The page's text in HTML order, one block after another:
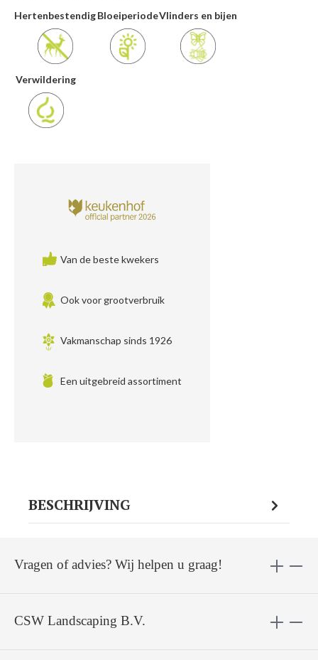
HertenbestendigBloeiperiodeVlinders en bijen
Verwildering
Van de beste kwekers
Ook voor grootverbruik
Vakmanschap sinds 1926
Een uitgebreid assortiment
BESCHRIJVING
CSW Landscaping B.V.
Vragen of advies? Wij helpen u graag!